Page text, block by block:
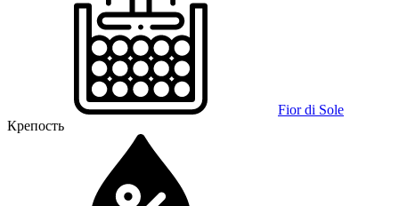
Fior di Sole
Крепость